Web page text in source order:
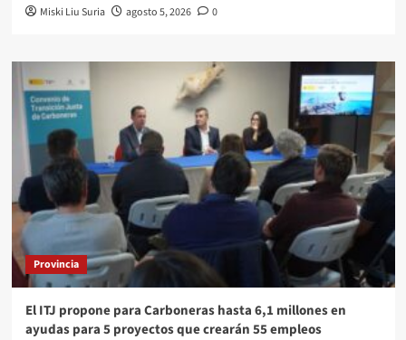
Miski Liu Suria agosto 5, 2026 0
Provincia
El ITJ propone para Carboneras hasta 6,1 millones en
ayudas para 5 proyectos que crearán 55 empleos